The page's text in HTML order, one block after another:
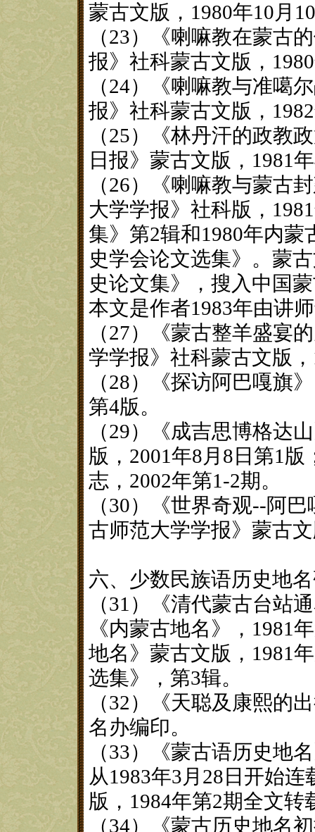
蒙古文版，1980年10月
（23）《喇嘛教在蒙古
报》社科蒙古文版，
（24）《喇嘛教与准噶
报》社科蒙古文版，
（25）《林丹汗的政教
日报》蒙古文版，1981
（26）《喇嘛教与蒙古
大学学报》社科版，
集》第2辑和1980年内
史学会论文选集》。蒙
史论文集》，搜入中国
本文是作者1983年由讲
（27）《蒙古整羊盛宴
学学报》社科蒙古文版
（28）《探访阿巴嘎旗
第4版。
（29）《成吉思博格达
版，2001年8月8日第1
志，2002年第1-2期。
（30）《世界奇观--阿
古师范大学学报》蒙古
六、少数民族语历史地
（31）《清代蒙古台站
《内蒙古地名》，1981
地名》蒙古文版，1981
选集》，第3辑。
（32）《天聪及康熙的
名办编印。
（33）《蒙古语历史地
从1983年3月28日开始
版，1984年第2期全文转
（34）《蒙古历史地名